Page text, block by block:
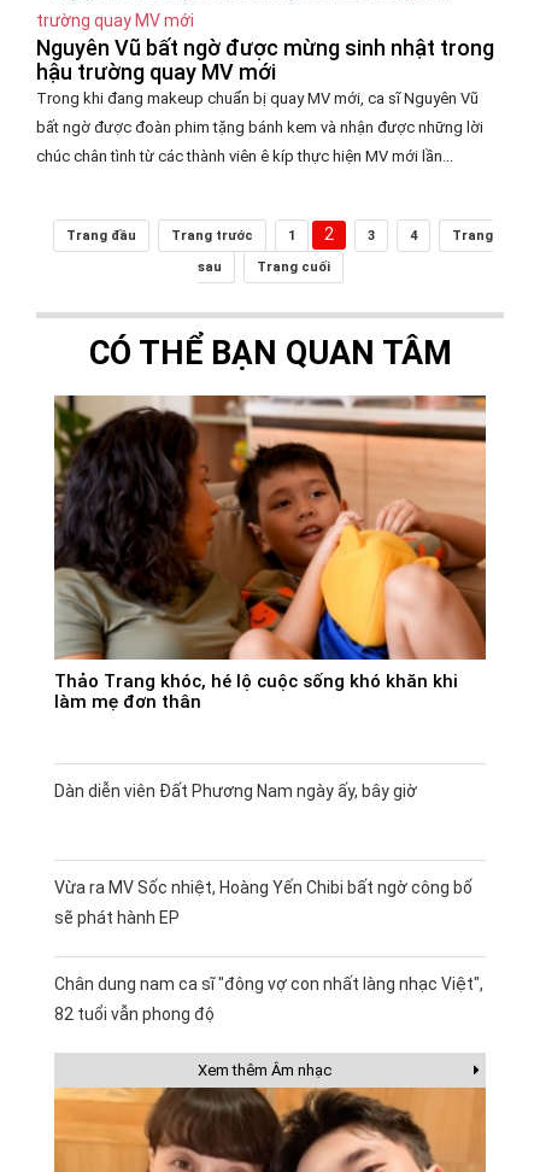
Nguyên Vũ bất ngờ được mừng sinh nhật trong
hậu trường quay MV mới
Trong khi đang makeup chuẩn bị quay MV mới, ca sĩ Nguyên Vũ
bất ngờ được đoàn phim tặng bánh kem và nhận được những lời
chúc chân tình từ các thành viên ê kíp thực hiện MV mới lần...
Trang đầu Trang trước 1 2 3 4
Trang
sau
Trang cuối
CÓ THỂ BẠN QUAN TÂM
Thảo Trang khóc, hé lộ cuộc sống khó khăn khi
làm mẹ đơn thân
Dàn diễn viên Đất Phương Nam ngày ấy, bây giờ
Vừa ra MV Sốc nhiệt, Hoàng Yến Chibi bất ngờ công bố
sẽ phát hành EP
Chân dung nam ca sĩ "đông vợ con nhất làng nhạc Việt",
82 tuổi vẫn phong độ
Xem thêm Âm nhạc